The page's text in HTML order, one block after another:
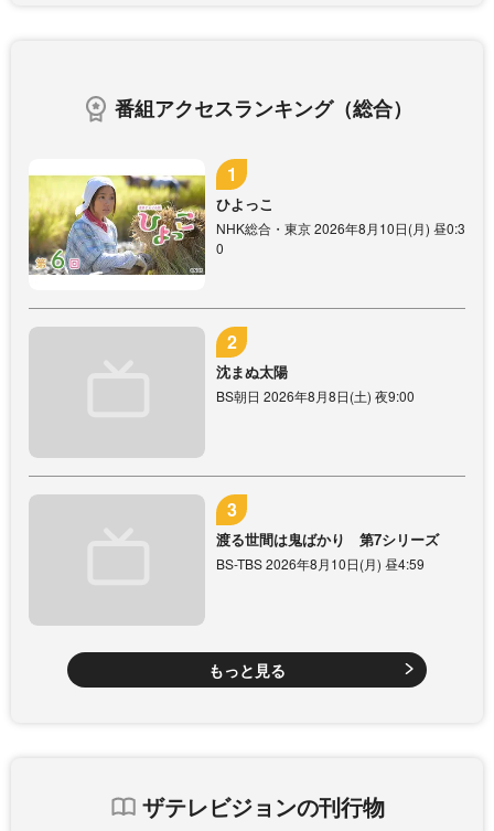
番組アクセスランキング（総合）
ひよっこ
NHK総合・東京 2026年8月10日(月) 昼0:3
0
沈まぬ太陽
BS朝日 2026年8月8日(土) 夜9:00
渡る世間は鬼ばかり 第7シリーズ
BS-TBS 2026年8月10日(月) 昼4:59
もっと見る
ザテレビジョンの刊行物